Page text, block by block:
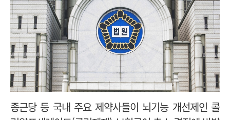
종근당 등 국내 주요 제약사들이 뇌기능 개선제인 콜